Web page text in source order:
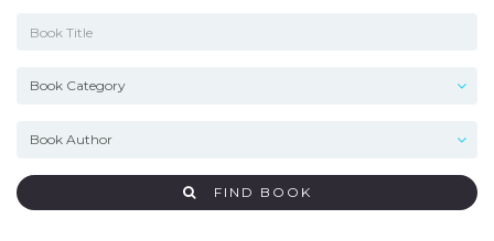
FIND BOOK